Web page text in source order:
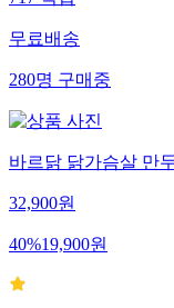
717적립
무료배송
280명구매중
바르닭 닭가슴살 만
32,900원
40%19,900원